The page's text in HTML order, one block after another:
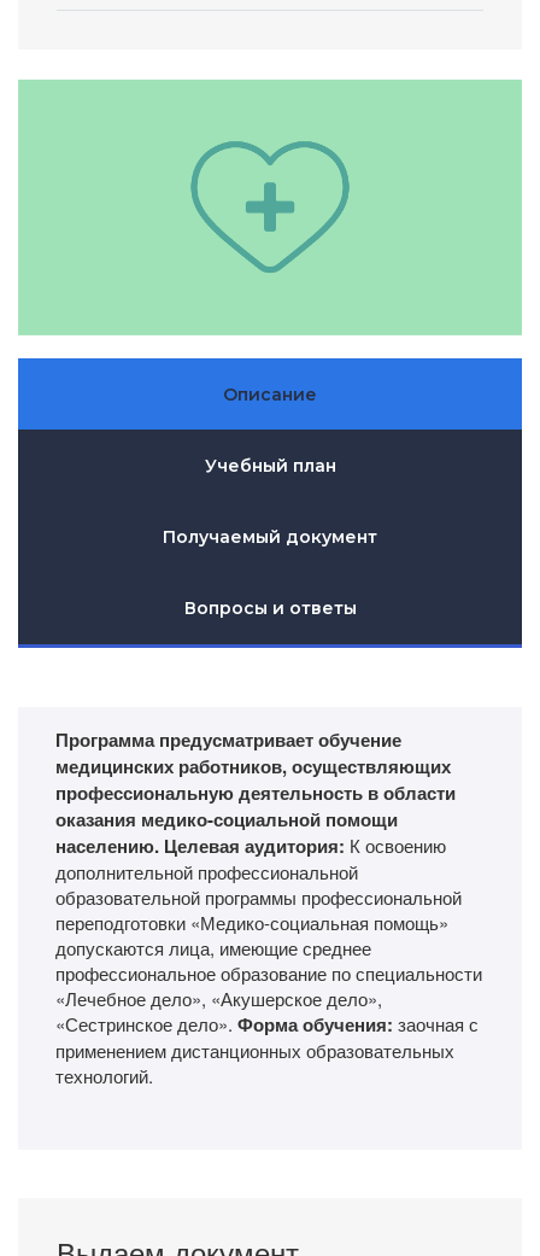
Описание
Учебный план
Получаемый документ
Вопросы и ответы
Программа предусматривает обучение
медицинских работников, осуществляющих
профессиональную деятельность в области
оказания медико-социальной помощи
населению. Целевая аудитория: К освоению
дополнительной профессиональной
образовательной программы профессиональной
переподготовки «Медико-социальная помощь»
допускаются лица, имеющие среднее
профессиональное образование по специальности
«Лечебное дело», «Акушерское дело»,
«Сестринское дело». Форма обучения: заочная с
применением дистанционных образовательных
технологий.